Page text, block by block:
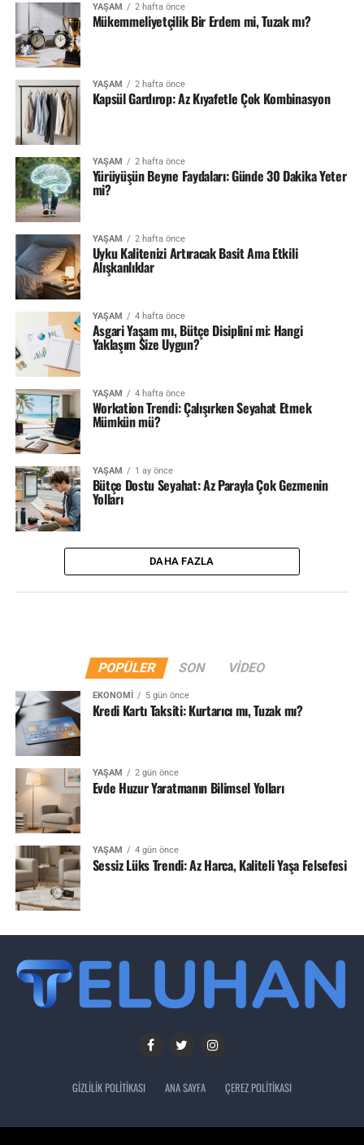
YAŞAM 2 hafta önce
Mükemmeliyetçilik Bir Erdem mi, Tuzak mı?
YAŞAM 2 hafta önce
Kapsül Gardırop: Az Kıyafetle Çok Kombinasyon
YAŞAM 2 hafta önce
Yürüyüşün Beyne Faydaları: Günde 30 Dakika Yeter
mi?
YAŞAM 2 hafta önce
Uyku Kalitenizi Artıracak Basit Ama Etkili
Alışkanlıklar
YAŞAM 4 hafta önce
Asgari Yaşam mı, Bütçe Disiplini mi: Hangi
Yaklaşım Size Uygun?
YAŞAM 4 hafta önce
Workation Trendi: Çalışırken Seyahat Etmek
Mümkün mü?
YAŞAM 1 ay önce
Bütçe Dostu Seyahat: Az Parayla Çok Gezmenin
Yolları
DAHA FAZLA
POPÜLER SON VIDEO
EKONOMI 5 gün önce
Kredi Kartı Taksiti: Kurtarıcı mı, Tuzak mı?
YAŞAM 2 gün önce
Evde Huzur Yaratmanın Bilimsel Yolları
YAŞAM 4 gün önce
Sessiz Lüks Trendi: Az Harca, Kaliteli Yaşa Felsefesi
GIZLILIK POLITIKASI ANA SAYFA ÇEREZ POLITIKASI